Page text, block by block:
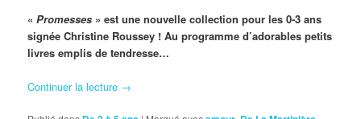
«Promesses » est une nouvelle collection pour les 0-3 ans
signée Christine Roussey ! Au programme d’adorables petits
livres emplis de tendresse…
Continuer la lecture →